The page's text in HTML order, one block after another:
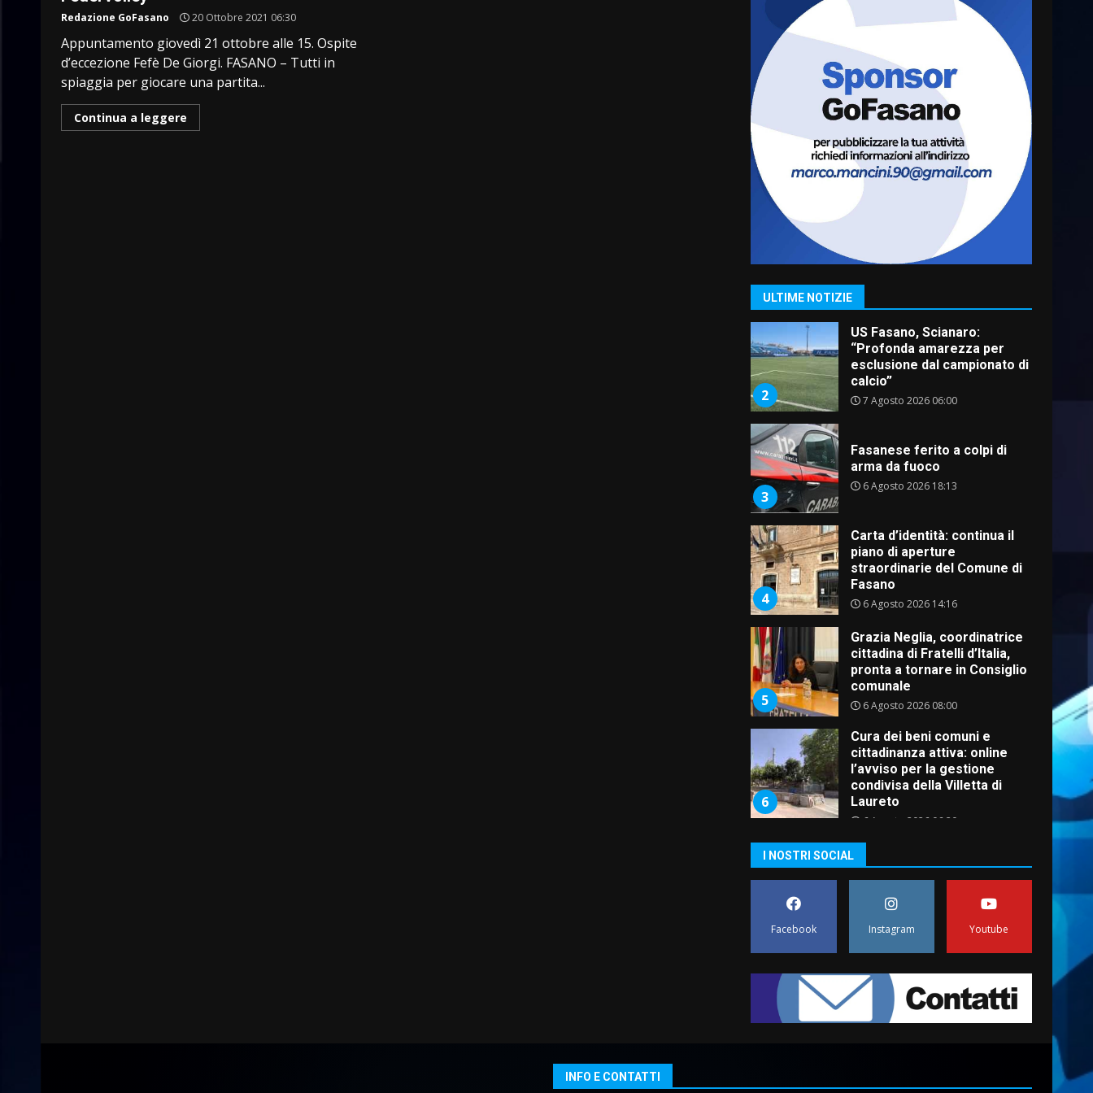
Redazione GoFasano 20 Ottobre 2021 06:30
Appuntamento giovedì 21 ottobre alle 15. Ospite
d’eccezione Fefè De Giorgi. FASANO – Tutti in
spiaggia per giocare una partita...
Continua a leggere
ULTIME NOTIZIE
Cura dei beni comuni e
cittadinanza attiva: online
l’avviso per la gestione
condivisa della Villetta di
Laureto
6 Agosto 2026 06:20
7
La magia del Minareto e la
prima assoluta de “L’Albergo
Belvedere. Il rapimento”
6 Agosto 2026 06:15
1
“I Contestatori: Musica di
Rivoluzione”: nuovo
appuntamento con “Fasano in
2
US Fasano, Scianaro:
“Profonda amarezza per
esclusione dal campionato di
calcio”
7 Agosto 2026 06:00
3
Fasanese ferito a colpi di
arma da fuoco
6 Agosto 2026 18:13
4
Carta d’identità: continua il
piano di aperture
straordinarie del Comune di
Fasano
6 Agosto 2026 14:16
5
Grazia Neglia, coordinatrice
cittadina di Fratelli d’Italia,
pronta a tornare in Consiglio
comunale
6 Agosto 2026 08:00
6
Cura dei beni comuni e
cittadinanza attiva: online
l’avviso per la gestione
condivisa della Villetta di
Laureto
6 Agosto 2026 06:20
prima assoluta de “L’Albergo
Belvedere. Il rapimento”
6 Agosto 2026 06:15
appuntamento con “Fasano in
Banda”
7 Agosto 2026 06:05
I NOSTRI SOCIAL
Facebook Instagram Youtube
INFO E CONTATTI